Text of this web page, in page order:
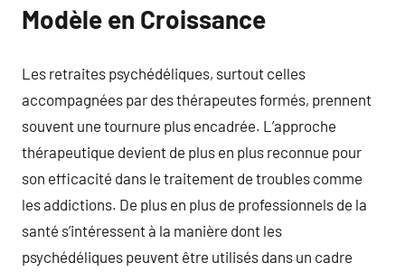
Modèle en Croissance
Les retraites psychédéliques, surtout celles
accompagnées par des thérapeutes formés, prennent
souvent une tournure plus encadrée. L’approche
thérapeutique devient de plus en plus reconnue pour
son efficacité dans le traitement de troubles comme
les addictions. De plus en plus de professionnels de la
santé s’intéressent à la manière dont les
psychédéliques peuvent être utilisés dans un cadre